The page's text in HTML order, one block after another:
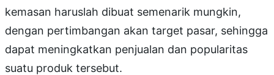
kemasan haruslah dibuat semenarik mungkin,
dengan pertimbangan akan target pasar, sehingga
dapat meningkatkan penjualan dan popularitas
suatu produk tersebut.